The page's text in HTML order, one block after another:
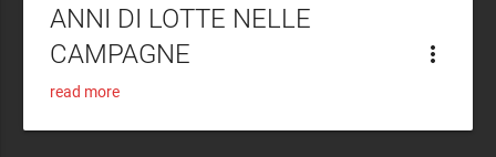
ANNI DI LOTTE NELLE
CAMPAGNE
more_vert
read more